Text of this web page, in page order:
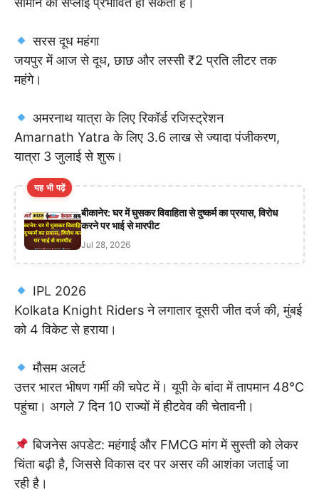
सरस दूध महंगा
जयपुर में आज से दूध, छाछ और लस्सी ₹2 प्रति लीटर तक
महंगे।
अमरनाथ यात्रा के लिए रिकॉर्ड रजिस्ट्रेशन
Amarnath Yatra के लिए 3.6 लाख से ज्यादा पंजीकरण,
यात्रा 3 जुलाई से शुरू।
यह भी पढ़ें
बीकानेर: घर में घुसकर विवाहिता से दुष्कर्म का प्रयास, विरोध
करने पर भाई से मारपीट
Jul 28, 2026
IPL 2026
Kolkata Knight Riders ने लगातार दूसरी जीत दर्ज की, मुंबई
को 4 विकेट से हराया।
मौसम अलर्ट
उत्तर भारत भीषण गर्मी की चपेट में। यूपी के बांदा में तापमान 48°C
पहुंचा। अगले 7 दिन 10 राज्यों में हीटवेव की चेतावनी।
बिजनेस अपडेट: महंगाई और FMCG मांग में सुस्ती को लेकर
चिंता बढ़ी है, जिससे विकास दर पर असर की आशंका जताई जा
रही है।